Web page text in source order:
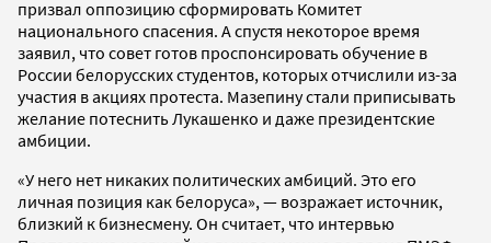
призвал оппозицию сформировать Комитет
национального спасения. А спустя некоторое время
заявил, что совет готов проспонсировать обучение в
России белорусских студентов, которых отчислили из-за
участия в акциях протеста. Мазепину стали приписывать
желание потеснить Лукашенко и даже президентские
амбиции.
«У него нет никаких политических амбиций. Это его
личная позиция как белоруса», — возражает источник,
близкий к бизнесмену. Он считает, что интервью